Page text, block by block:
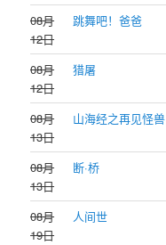
08月
12日
跳舞吧！爸爸
08月
12日
猎屠
08月
13日
山海经之再见怪兽
08月
13日
断·桥
08月
19日
人间世